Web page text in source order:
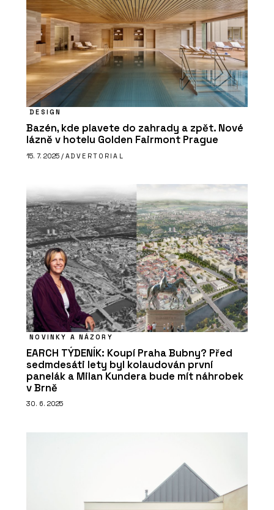
DESIGN
Bazén, kde plavete do zahrady a zpět. Nové
lázně v hotelu Golden Fairmont Prague
15. 7. 2025 / ADVERTORIAL
NOVINKY A NÁZORY
EARCH TÝDENÍK: Koupí Praha Bubny? Před
sedmdesáti lety byl kolaudován první
panelák a Milan Kundera bude mít náhrobek
v Brně
30. 6. 2025